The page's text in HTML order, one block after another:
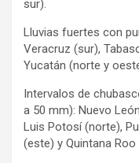
sur).
Lluvias fuertes con
Veracruz (sur),
Yucatán (norte y
Intervalos de
a 50 mm): Nuevo
Luis Potosí (norte),
(este) y Quintana Roo